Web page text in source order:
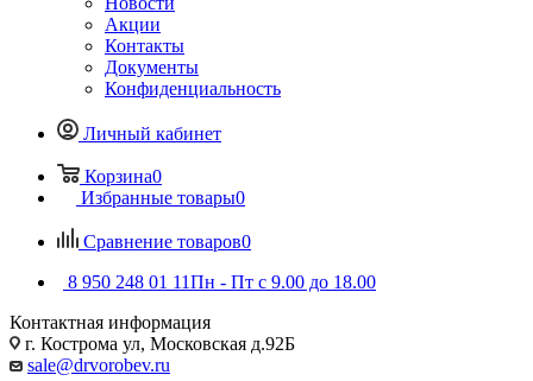
Акции
Контакты
Документы
Конфиденциальность
Личный кабинет
Корзина0
Избранные товары0
Сравнение товаров0
8 950 248 01 11Пн - Пт с 9.00 до 18.00
Контактная информация
г. Кострома ул, Московская д.92Б
sale@drvorobev.ru